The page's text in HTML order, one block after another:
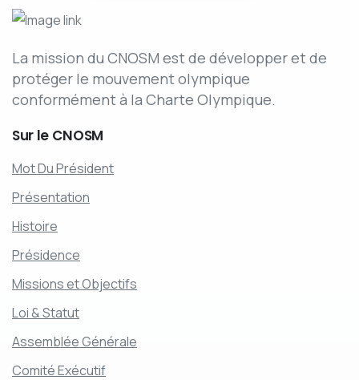
La mission du CNOSM est de développer et de
protéger le mouvement olympique
conformément à la Charte Olympique.
Sur le CNOSM
Mot Du Président
Présentation
Histoire
Présidence
Missions et Objectifs
Loi & Statut
Assemblée Générale
Comité Exécutif